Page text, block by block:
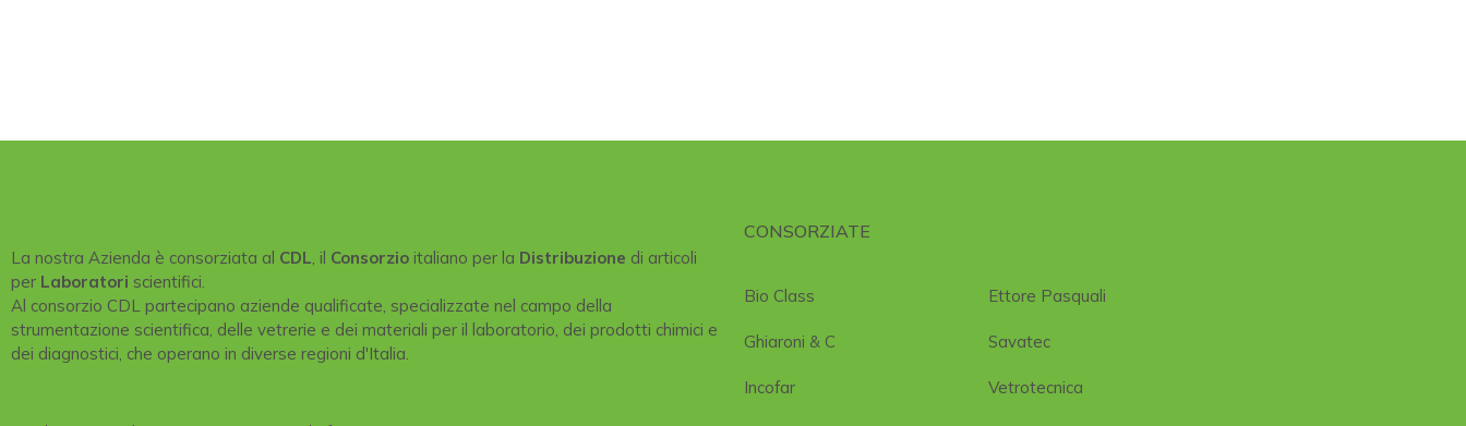
La nostra Azienda è consorziata al CDL, il Consorzio italiano per la Distribuzione di articoli
per Laboratori scientifici.
Al consorzio CDL partecipano aziende qualificate, specializzate nel campo della
strumentazione scientifica, delle vetrerie e dei materiali per il laboratorio, dei prodotti chimici e
dei diagnostici, che operano in diverse regioni d'Italia.
CONSORZIATE
Bio Class
Ghiaroni & C
Incofar
Ettore Pasquali
Savatec
Vetrotecnica